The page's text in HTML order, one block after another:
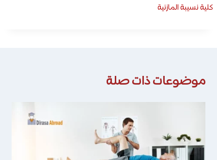
كلية نسيبة المازنية
موضوعات ذات صلة